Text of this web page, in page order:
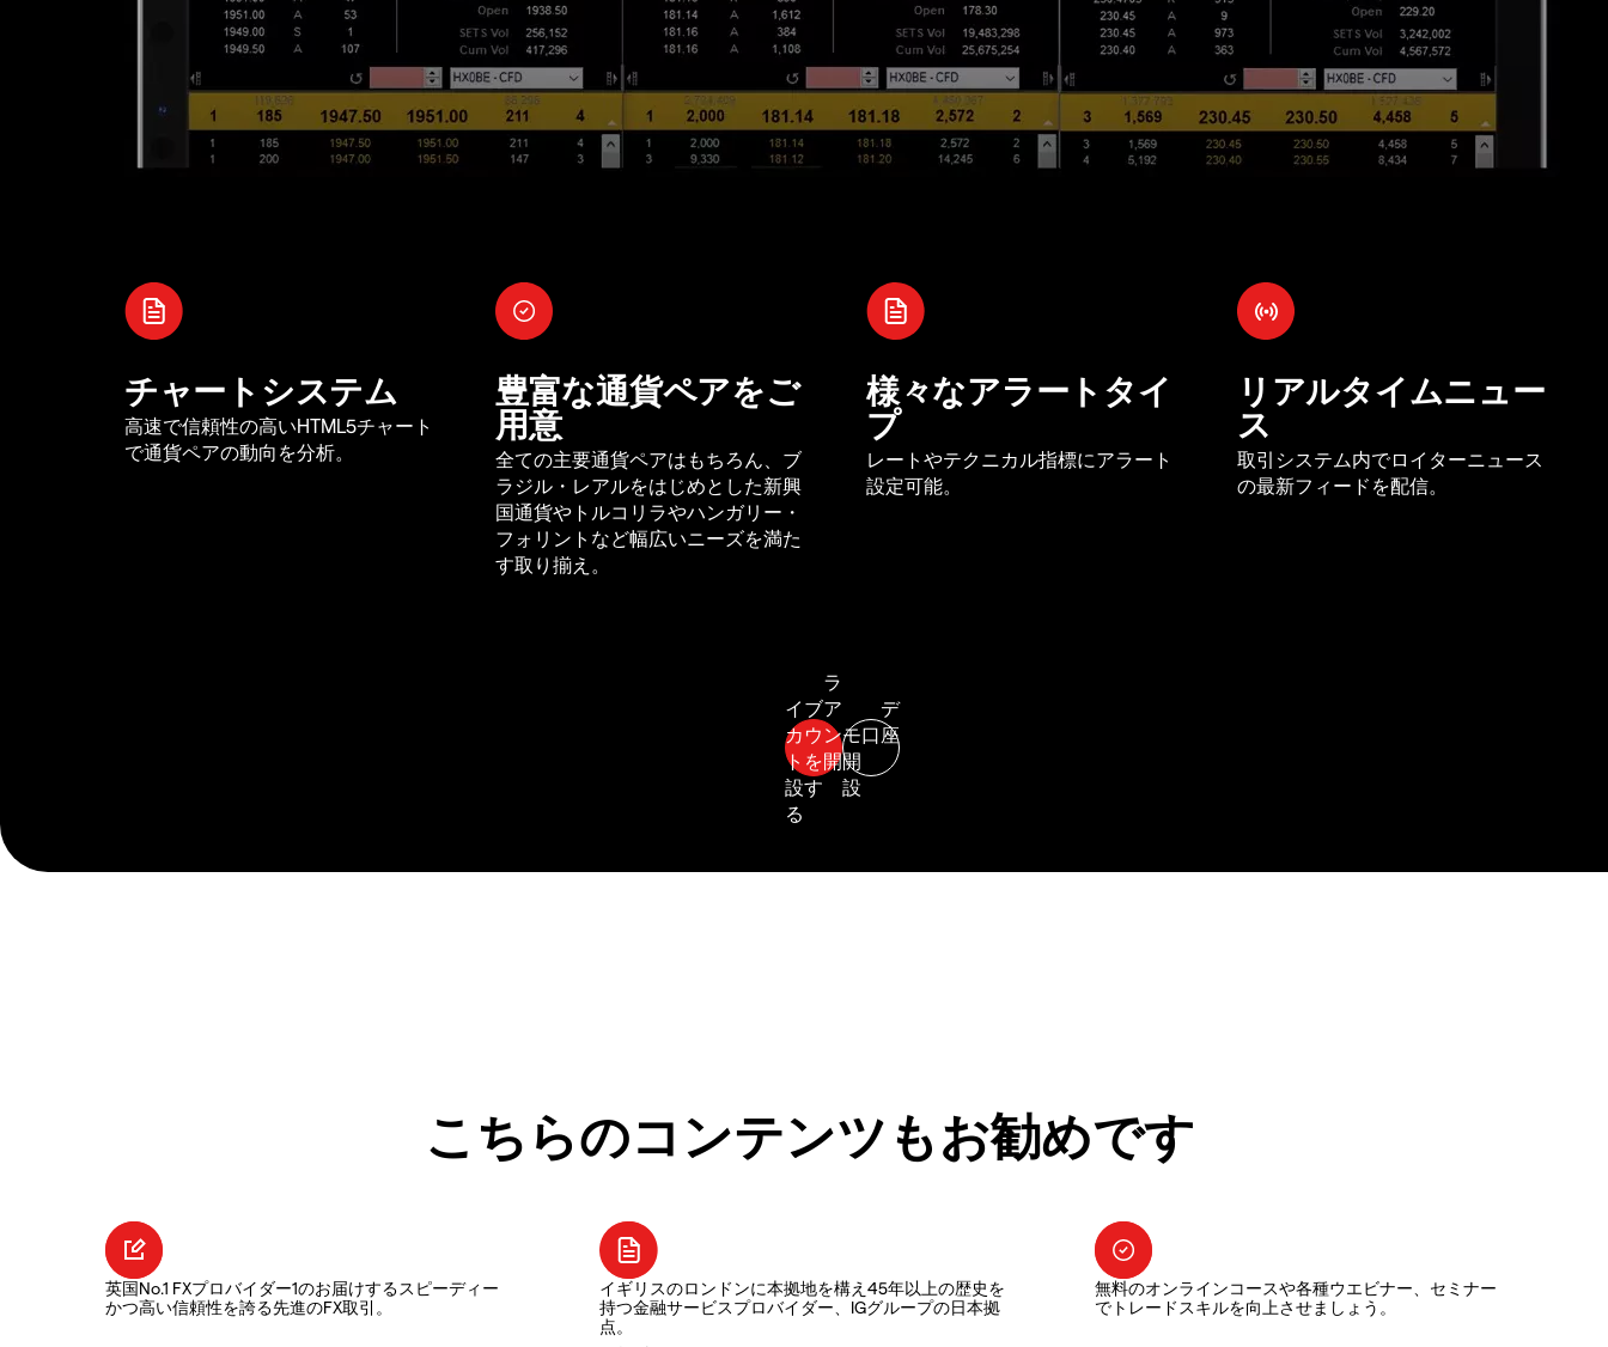
チャートシステム
高速で信頼性の高いHTML5チャート
で通貨ペアの動向を分析。
豊富な通貨ペアをご
用意
全ての主要通貨ペアはもちろん、ブ
ラジル・レアルをはじめとした新興
国通貨やトルコリラやハンガリー・
フォリントなど幅広いニーズを満た
す取り揃え。
様々なアラートタイ
プ
レートやテクニカル指標にアラート
設定可能。
リアルタイムニュー
ス
取引システム内でロイターニュース
の最新フィードを配信。
こちらのコンテンツもお勧めです
英国No.1 FXプロバイダー1のお届けするスピーディー
かつ高い信頼性を誇る先進のFX取引。
イギリスのロンドンに本拠地を構え45年以上の歴史を
持つ金融サービスプロバイダー、IGグループの日本拠
点。
無料のオンラインコースや各種ウエビナー、セミナー
でトレードスキルを向上させましょう。